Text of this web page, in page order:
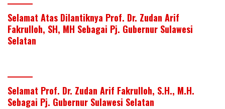
Selamat Atas Dilantiknya Prof. Dr. Zudan Arif
Fakrulloh, SH, MH Sebagai Pj. Gubernur Sulawesi
Selatan
Selamat Prof. Dr. Zudan Arif Fakrulloh, S.H., M.H.
Sebagai Pj. Gubernur Sulawesi Selatan